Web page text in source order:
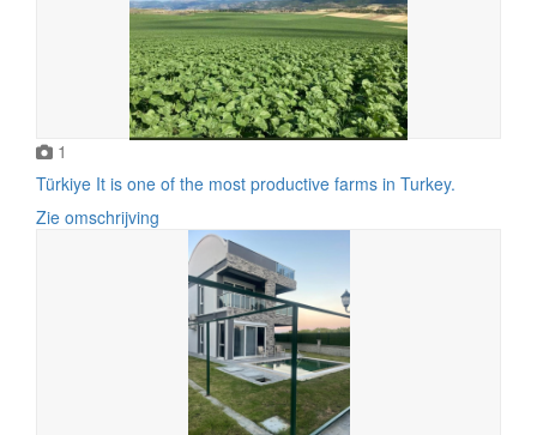
1
Türkiye It is one of the most productive farms in Turkey.
Zie omschrijving